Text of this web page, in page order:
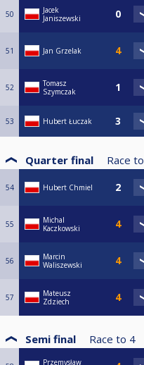
50
Jacek
Janiszewski
51 Jan Grzelak
52
Tomasz
Szymczak
53 Hubert Łuczak
Quarter final Race to
54 Hubert Chmiel
55
Michal
Kaczkowski
56
Marcin
Waliszewski
57
Mateusz
Zdziech
Semi final Race to 4
Przemysław